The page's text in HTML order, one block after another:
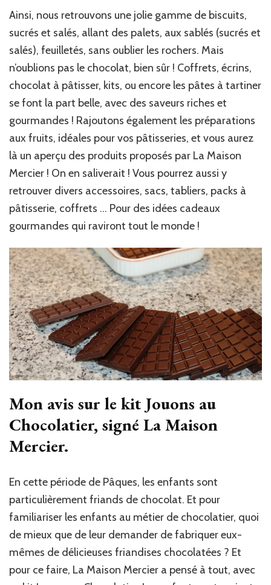
Ainsi, nous retrouvons une jolie gamme de biscuits,
sucrés et salés, allant des palets, aux sablés (sucrés et
salés), feuilletés, sans oublier les rochers. Mais
n’oublions pas le chocolat, bien sûr ! Coffrets, écrins,
chocolat à pâtisser, kits, ou encore les pâtes à tartiner
se font la part belle, avec des saveurs riches et
gourmandes ! Rajoutons également les préparations
aux fruits, idéales pour vos pâtisseries, et vous aurez
là un aperçu des produits proposés par La Maison
Mercier ! On en saliverait ! Vous pourrez aussi y
retrouver divers accessoires, sacs, tabliers, packs à
pâtisserie, coffrets … Pour des idées cadeaux
gourmandes qui raviront tout le monde !
Mon avis sur le kit Jouons au
Chocolatier, signé La Maison
Mercier.
En cette période de Pâques, les enfants sont
particulièrement friands de chocolat. Et pour
familiariser les enfants au métier de chocolatier, quoi
de mieux que de leur demander de fabriquer eux-
mêmes de délicieuses friandises chocolatées ? Et
pour ce faire, La Maison Mercier a pensé à tout, avec